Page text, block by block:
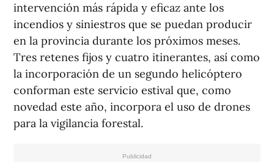
intervención más rápida y eficaz ante los
incendios y siniestros que se puedan producir
en la provincia durante los próximos meses.
Tres retenes fijos y cuatro itinerantes, así como
la incorporación de un segundo helicóptero
conforman este servicio estival que, como
novedad este año, incorpora el uso de drones
para la vigilancia forestal.